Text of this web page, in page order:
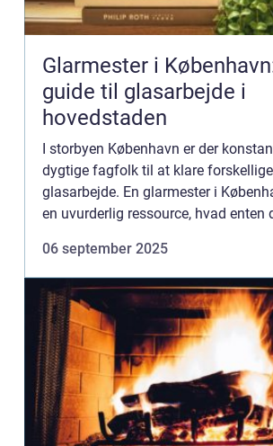
Glarmester i
guide til glasarbejde i
hovedstaden
I storbyen København er der
dygtige fagfolk til at klare
glasarbejde. En glarmester i
en uvurderlig ressource, hvad enten
06 september 2025